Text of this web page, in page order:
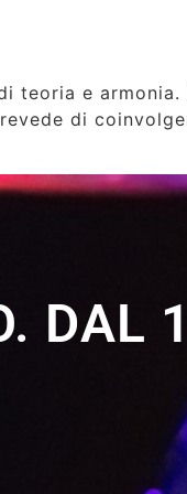
teoria e
di
DAL